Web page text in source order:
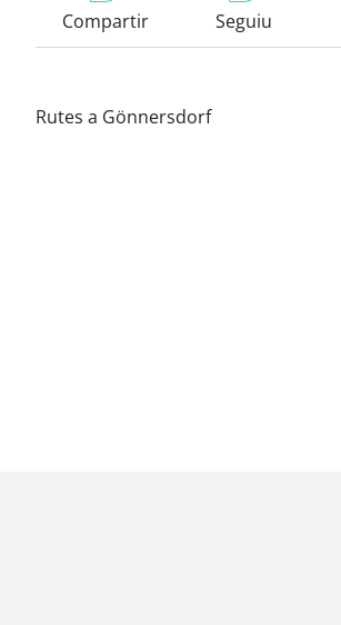
Compartir Seguiu
Rutes a Gönnersdorf